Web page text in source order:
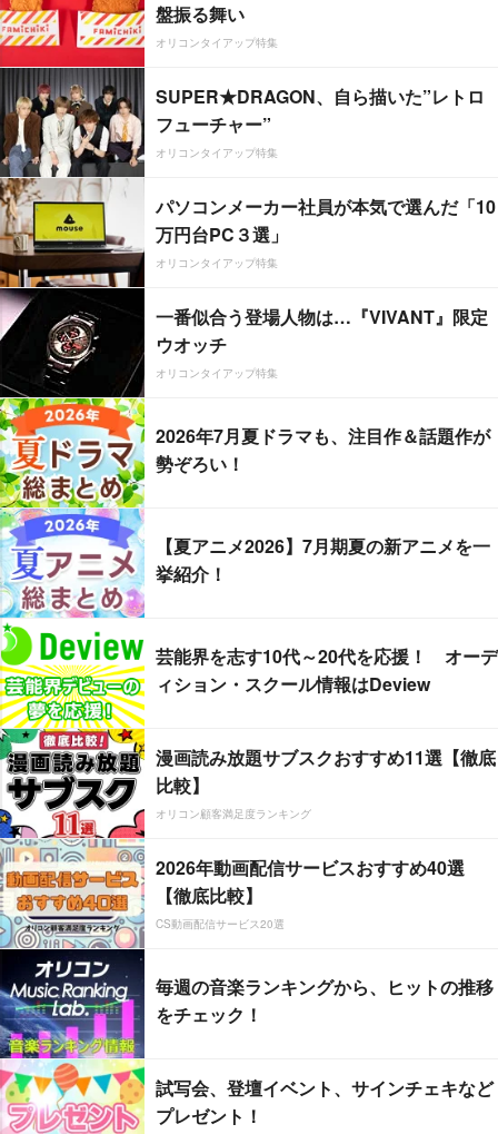
盤振る舞い
オリコンタイアップ特集
SUPER★DRAGON、自ら描いた”レトロ
フューチャー”
オリコンタイアップ特集
パソコンメーカー社員が本気で選んだ「10
万円台PC３選」
オリコンタイアップ特集
一番似合う登場人物は…『VIVANT』限定
ウオッチ
オリコンタイアップ特集
2026年7月夏ドラマも、注目作＆話題作が
勢ぞろい！
【夏アニメ2026】7月期夏の新アニメを一
挙紹介！
芸能界を志す10代～20代を応援！ オーデ
ィション・スクール情報はDeview
漫画読み放題サブスクおすすめ11選【徹底
比較】
オリコン顧客満足度ランキング
2026年動画配信サービスおすすめ40選
【徹底比較】
CS動画配信サービス20選
毎週の音楽ランキングから、ヒットの推移
をチェック！
試写会、登壇イベント、サインチェキなど
プレゼント！